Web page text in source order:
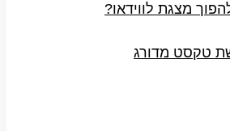
מצגת לווידאו?
טקסט מדורג